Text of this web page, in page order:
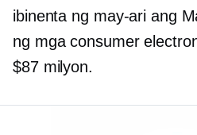
ibinenta ng may-ari ang
ng mga consumer
$87 milyon.